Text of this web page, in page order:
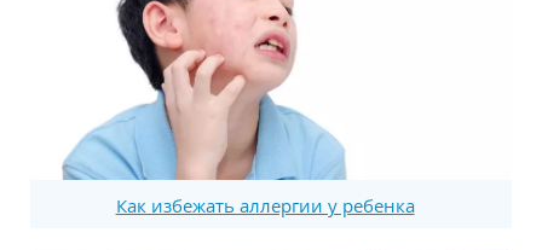
Как избежать аллергии у ребенка